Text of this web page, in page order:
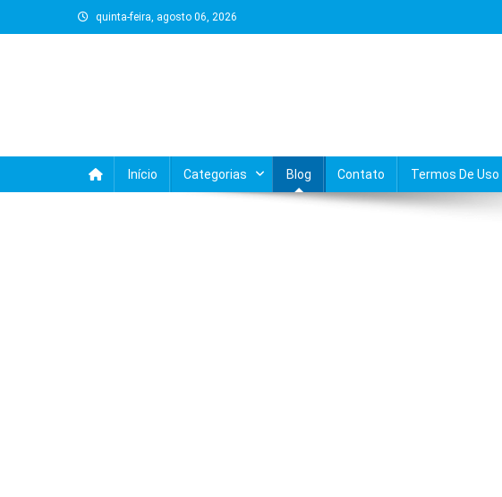
to
quinta-feira, agosto 06, 2026
Início Categorias Blog Contato Termos De Uso